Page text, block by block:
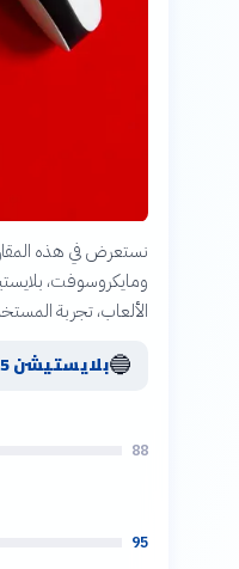
نستعرض في هذه
الألعاب، تجربة
🔵بلايستيشن 5
88
95